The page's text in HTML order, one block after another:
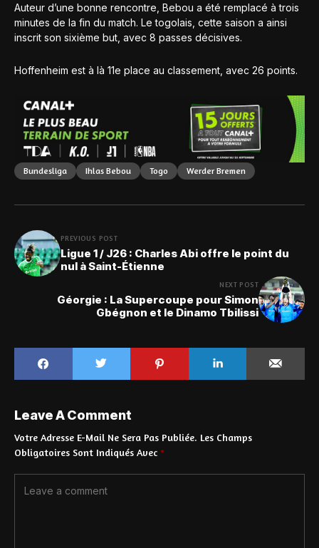
Auteur d’une bonne rencontre, Bebou a été remplacé à trois
minutes de la fin du match. Le togolais, cette saison a ainsi
inscrit son sixième but, avec 8 passes décisives.
Hoffenheim est à là 11e place au classement, avec 26 points.
Bundesliga Ihlas Bebou Togo Werder Bremen
PREVIOUS POST
Ligue 1 / J26 : Charles Abi offre le point du
nul à Saint-Étienne
NEXT POST
Géorgie : La Supercoupe pour Simon
Gbégnon et le Dinamo Tbilissi
Leave A Comment
Votre Adresse E-Mail Ne Sera Pas Publiée. Les Champs
Obligatoires Sont Indiqués Avec *